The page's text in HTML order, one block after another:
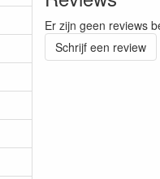
Er zijn geen reviews
Schrijf een review